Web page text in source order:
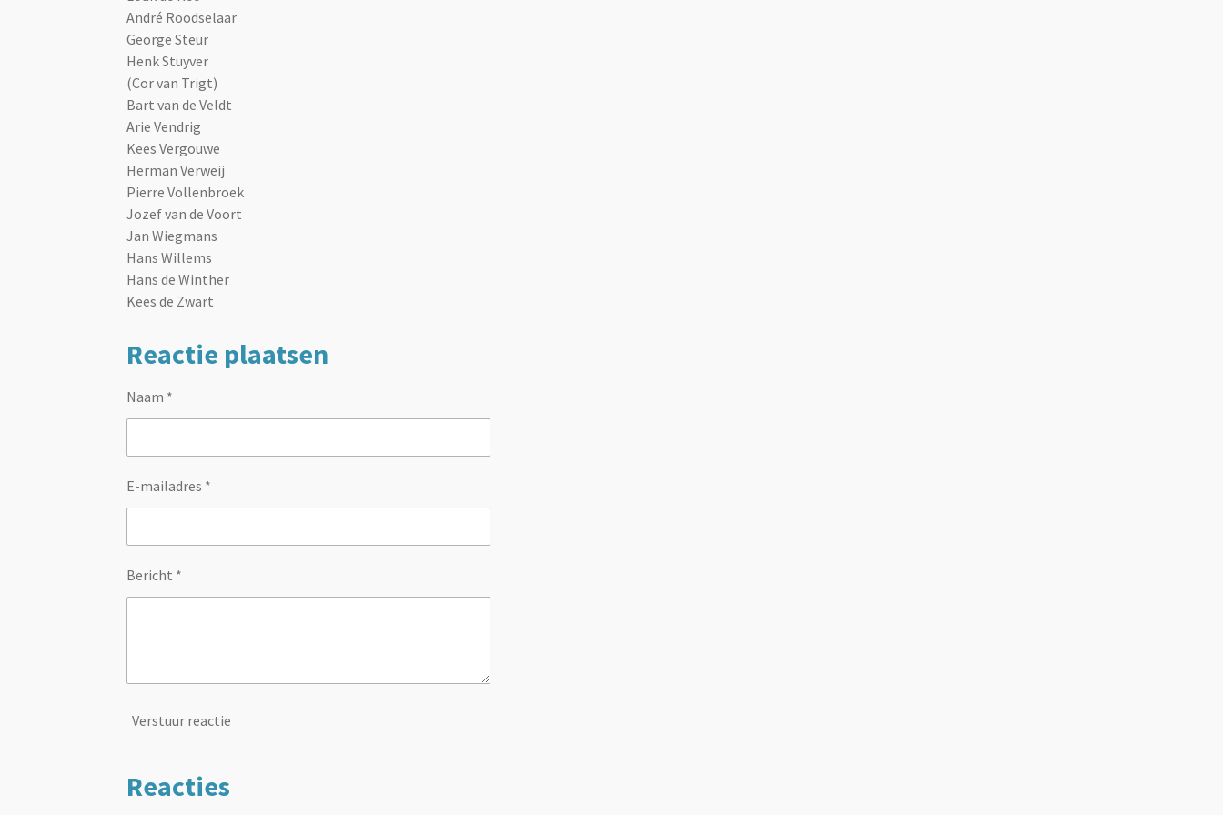
André Roodselaar
George Steur
Henk Stuyver
(Cor van Trigt)
Bart van de Veldt
Arie Vendrig
Kees Vergouwe
Herman Verweij
Pierre Vollenbroek
Jozef van de Voort
Jan Wiegmans
Hans Willems
Hans de Winther
Kees de Zwart
Reactie plaatsen
Naam *
E-mailadres *
Bericht *
Verstuur reactie
Reacties